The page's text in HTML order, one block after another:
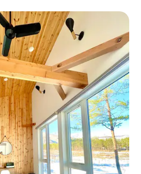
Kaitaku Campingplads. BBQ